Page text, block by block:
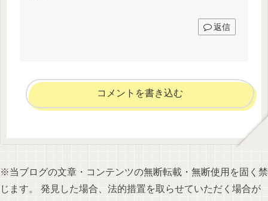
返信
コメントを書き込む
※当ブログの文章・コンテンツの無断転載・無断使用を固く禁
じます。 発見した場合、法的措置を取らせていただく場合が